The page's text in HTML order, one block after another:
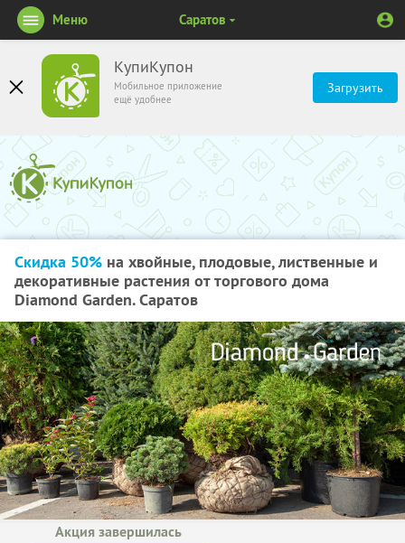
КупиКупон
Мобильное приложение
ещё удобнее
Загрузить
Меню Саратов
Скидка 50% на хвойные, плодовые, лиственные и
декоративные растения от торгового дома
Diamond Garden. Саратов
Акция завершилась